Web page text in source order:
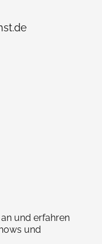
und erfahren
und